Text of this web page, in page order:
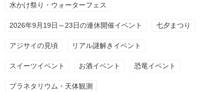
水かけ祭り・ウォーターフェス
2026年9月19日～23日の連休開催イベント 七夕まつり
アジサイの見頃 リアル謎解きイベント
スイーツイベント お酒イベント 恐竜イベント
プラネタリウム・天体観測